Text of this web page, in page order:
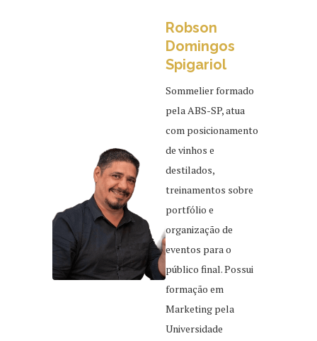
Robson
Domingos
Spigariol
Sommelier formado
pela ABS-SP, atua
com posicionamento
de vinhos e
destilados,
treinamentos sobre
portfólio e
organização de
eventos para o
público final. Possui
formação em
Marketing pela
Universidade